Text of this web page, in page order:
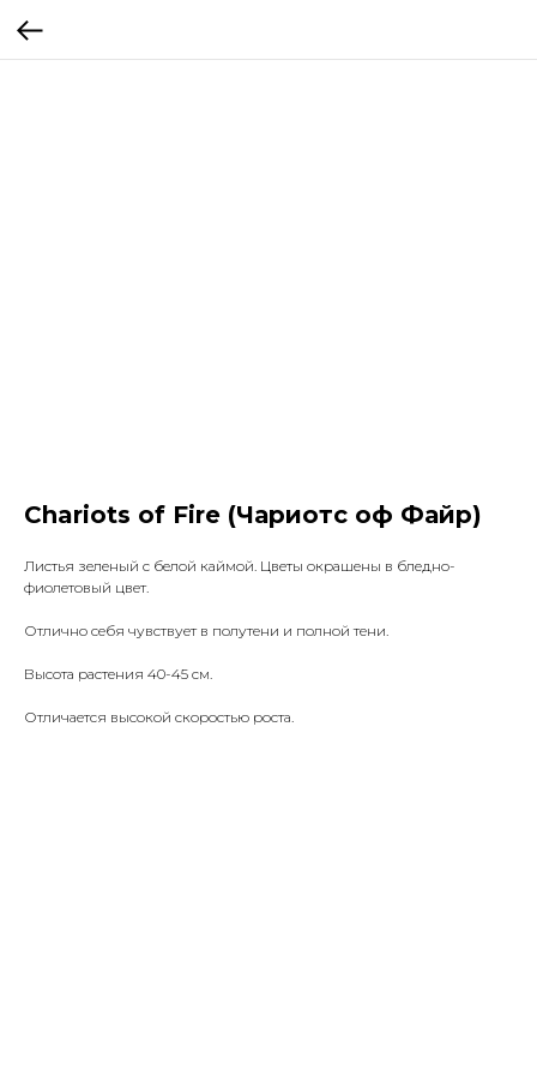
Chariots of Fire (Чариотс оф Файр)
Листья зеленый с белой каймой. Цветы окрашены в бледно-
фиолетовый цвет.
Отлично себя чувствует в полутени и полной тени.
Высота растения 40-45 см.
Отличается высокой скоростью роста.